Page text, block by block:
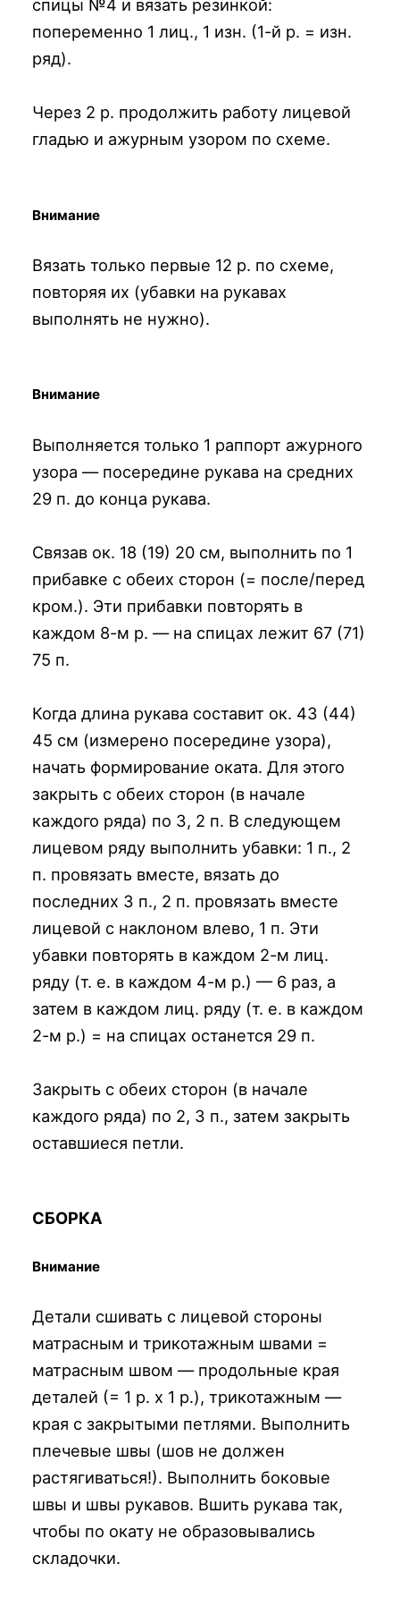
спицы №4 и вязать резинкой:
попеременно 1 лиц., 1 изн. (1-й р. = изн.
ряд).
Через 2 р. продолжить работу лицевой
гладью и ажурным узором по схеме.
Внимание
Вязать только первые 12 р. по схеме,
повторяя их (убавки на рукавах
выполнять не нужно).
Внимание
Выполняется только 1 раппорт ажурного
узора — посередине рукава на средних
29 п. до конца рукава.
Связав ок. 18 (19) 20 см, выполнить по 1
прибавке с обеих сторон (= после/перед
кром.). Эти прибавки повторять в
каждом 8-м р. — на спицах лежит 67 (71)
75 п.
Когда длина рукава составит ок. 43 (44)
45 см (измерено посередине узора),
начать формирование оката. Для этого
закрыть с обеих сторон (в начале
каждого ряда) по 3, 2 п. В следующем
лицевом ряду выполнить убавки: 1 п., 2
п. провязать вместе, вязать до
последних 3 п., 2 п. провязать вместе
лицевой с наклоном влево, 1 п. Эти
убавки повторять в каждом 2-м лиц.
ряду (т. е. в каждом 4-м р.) — 6 раз, а
затем в каждом лиц. ряду (т. е. в каждом
2-м р.) = на спицах останется 29 п.
Закрыть с обеих сторон (в начале
каждого ряда) по 2, 3 п., затем закрыть
оставшиеся петли.
СБОРКА
Внимание
Детали сшивать с лицевой стороны
матрасным и трикотажным швами =
матрасным швом — продольные края
деталей (= 1 р. х 1 р.), трикотажным —
края с закрытыми петлями. Выполнить
плечевые швы (шов не должен
растягиваться!). Выполнить боковые
швы и швы рукавов. Вшить рукава так,
чтобы по окату не образовывались
складочки.